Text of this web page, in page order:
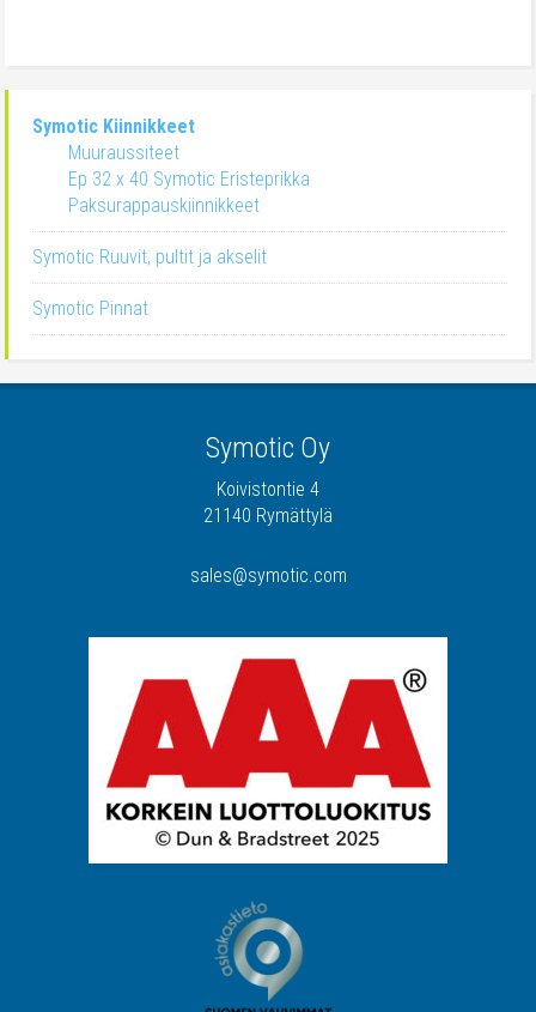
Symotic Kiinnikkeet
Muuraussiteet
Ep 32 x 40 Symotic Eristeprikka
Paksurappauskiinnikkeet
Symotic Ruuvit, pultit ja akselit
Symotic Pinnat
Symotic Oy
Koivistontie 4
21140 Rymättylä
sales@symotic.com